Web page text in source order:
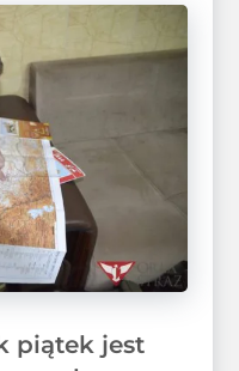
piątek jest